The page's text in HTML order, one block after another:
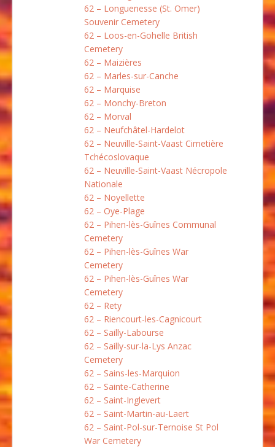
62 – Longuenesse (St. Omer)
Souvenir Cemetery
62 – Loos-en-Gohelle British
Cemetery
62 – Maizières
62 – Marles-sur-Canche
62 – Marquise
62 – Monchy-Breton
62 – Morval
62 – Neufchâtel-Hardelot
62 – Neuville-Saint-Vaast Cimetière
Tchécoslovaque
62 – Neuville-Saint-Vaast Nécropole
Nationale
62 – Noyellette
62 – Oye-Plage
62 – Pihen-lès-Guînes Communal
Cemetery
62 – Pihen-lès-Guînes War
Cemetery
62 – Pihen-lès-Guînes War
Cemetery
62 – Rety
62 – Riencourt-les-Cagnicourt
62 – Sailly-Labourse
62 – Sailly-sur-la-Lys Anzac
Cemetery
62 – Sains-les-Marquion
62 – Sainte-Catherine
62 – Saint-Inglevert
62 – Saint-Martin-au-Laert
62 – Saint-Pol-sur-Ternoise St Pol
War Cemetery